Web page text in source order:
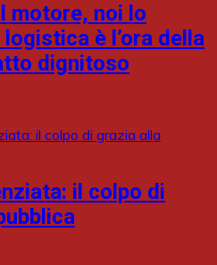
motore, noi lo
è l’ora della
dignitoso
il colpo di